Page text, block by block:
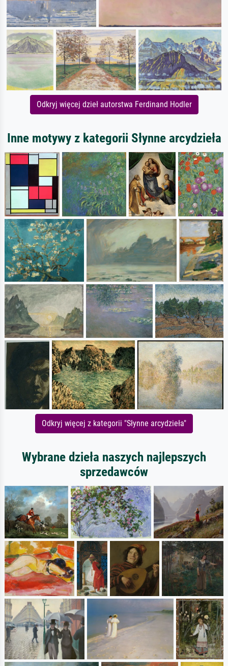
Odkryj więcej dzieł autorstwa Ferdinand Hodler
Inne motywy z kategorii Słynne arcydzieła
Odkryj więcej z kategorii "Słynne arcydzieła"
Wybrane dzieła naszych najlepszych
sprzedawców